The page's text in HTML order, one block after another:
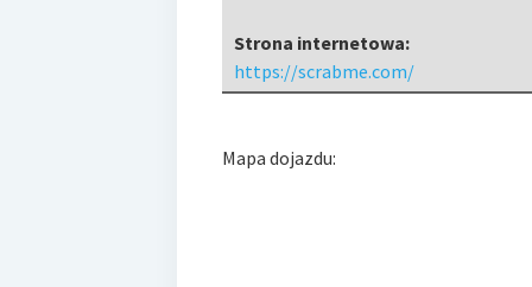
Strona internetowa:
https://scrabme.com/
Mapa dojazdu: